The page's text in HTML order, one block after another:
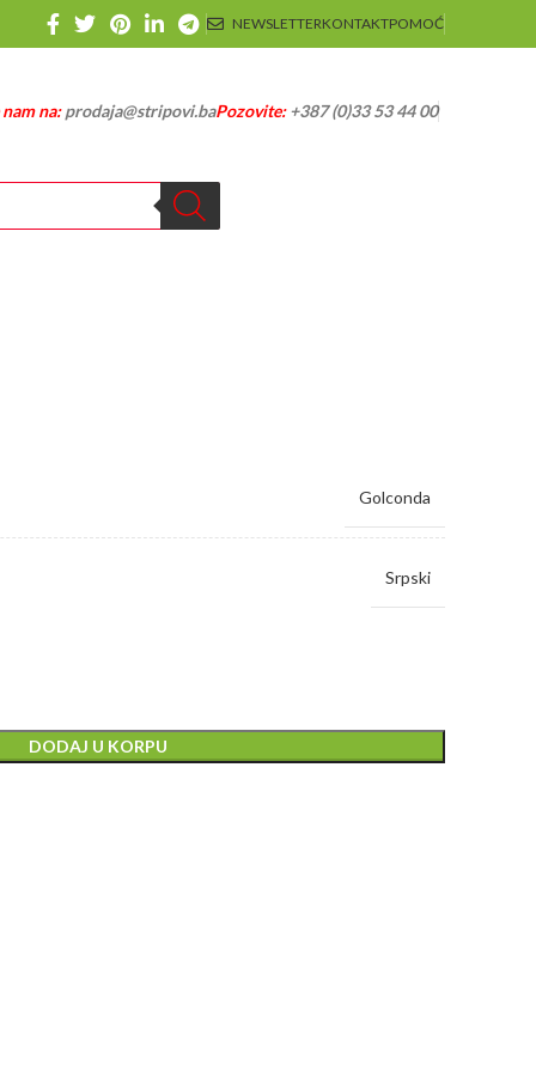
NEWSLETTERKONTAKTPOMOĆ
na:prodaja@stripovi.baPozovite:+387 (0)33 53 44 00
Golconda
Srpski
DODAJ U KORPU